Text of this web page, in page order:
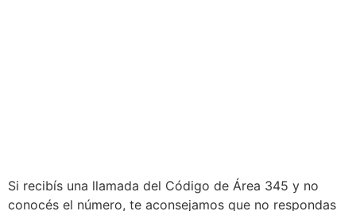
Si recibís una llamada del Código de Área 345 y no
conocés el número, te aconsejamos que no respondas